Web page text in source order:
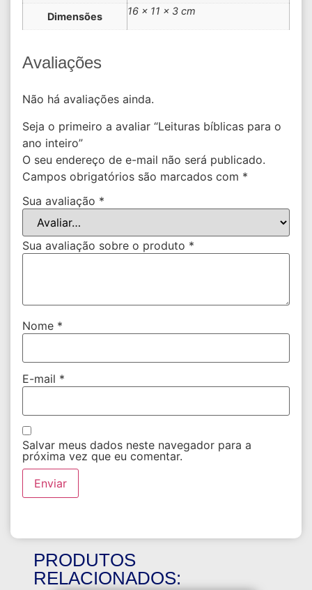
Dimensões 16 × 11 × 3 cm
Avaliações
Não há avaliações ainda.
Seja o primeiro a avaliar “Leituras bíblicas para o
ano inteiro”
O seu endereço de e-mail não será publicado.
Campos obrigatórios são marcados com *
Sua avaliação *
Sua avaliação sobre o produto *
Nome *
E-mail *
Salvar meus dados neste navegador para a
próxima vez que eu comentar.
PRODUTOS
RELACIONADOS: